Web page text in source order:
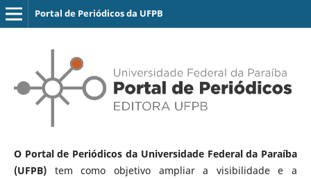
Portal de Periódicos da UFPB
O Portal de Periódicos da Universidade Federal da Paraíba
(UFPB)tem como objetivo ampliar a visibilidade e a